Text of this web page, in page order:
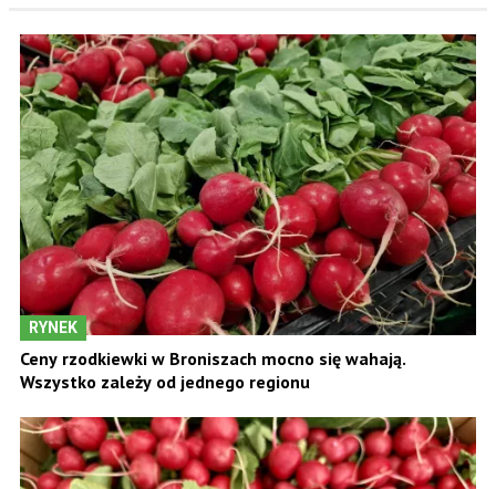
RYNEK
Ceny rzodkiewki w Broniszach mocno się wahają.
Wszystko zależy od jednego regionu